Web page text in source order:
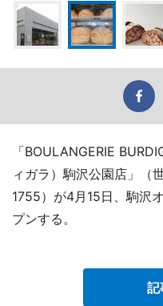
「BOULANGERIE
ィガラ）駒沢公園店」
1755）が4月15日、駒沢
プンする。
記